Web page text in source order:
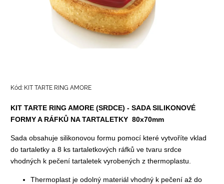
Kód: KIT TARTE RING AMORE
KIT TARTE RING AMORE (SRDCE) - SADA SILIKONOVÉ
FORMY A RÁFKŮ NA TARTALETKY 80x70mm
Sada obsahuje silikonovou formu pomocí které vytvoříte vklad
do tartaletky a 8 ks tartaletkových ráfků ve tvaru srdce
vhodných k pečení tartaletek vyrobených z thermoplastu.
Thermoplast je odolný materiál vhodný k pečení až do